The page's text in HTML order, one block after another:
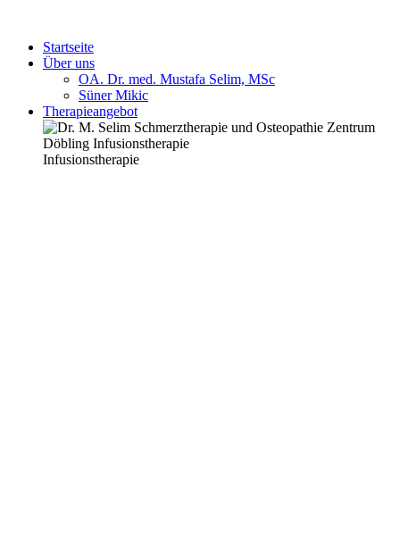
Startseite
Über uns
OA. Dr. med. Mustafa Selim, MSc
Süner Mikic
Therapieangebot
Infusionstherapie